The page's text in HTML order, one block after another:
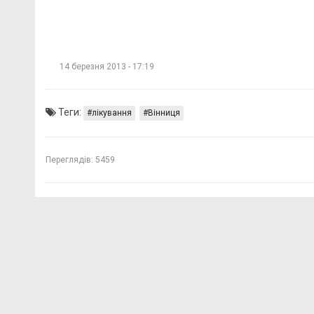
14 березня 2013 - 17:19
Теги: лікування Вінниця
Переглядів: 5459